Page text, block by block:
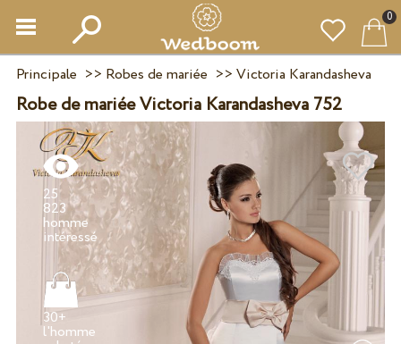
0
Principale >> Robes de mariée >> Victoria Karandasheva
Robe de mariée Victoria Karandasheva 752
25
823
homme
30+
l'homme